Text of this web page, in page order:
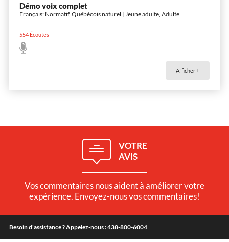
Démo voix complet
Français: Normatif, Québécois naturel | Jeune adulte, Adulte
554Écoutes
Afficher +
VOTRE
AVIS
Vos commentaires nous aident à améliorer votre
expérience. Envoyez-nous vos commentaires!
Besoin d'assistance ? Appelez-nous : 438-800-6004